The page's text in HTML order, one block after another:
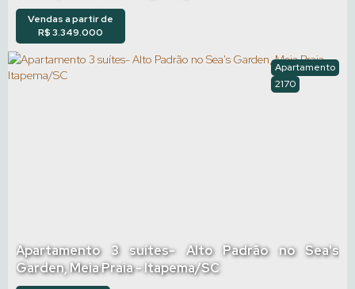
R$3.349.000
Vendas a partir de
Apartamento 3 suítes- Alto Padrão no Sea's
Garden, Meia Praia - Itapema/SC
2170
Apartamento